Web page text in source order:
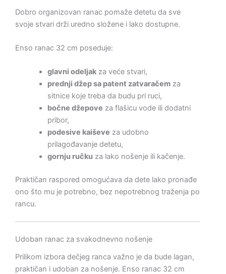
Dobro organizovan ranac pomaže detetu da sve
svoje stvari drži uredno složene i lako dostupne.
Enso ranac 32 cm poseduje:
glavni odeljakza veće stvari,
prednji džep sa patent zatvaračemza
sitnice koje treba da budu pri ruci,
bočne džepove za flašicu vode ili dodatni
pribor,
podesive kaiševe za udobno
prilagođavanje detetu,
gornju ručku za lako nošenje ili kačenje.
Praktičan raspored omogućava da dete lako pronađe
ono što mu je potrebno, bez nepotrebnog traženja po
rancu.
Udoban ranac za svakodnevno nošenje
Prilikom izbora dečjeg ranca važno je da bude lagan,
praktičan i udoban za nošenje. Enso ranac 32 cm